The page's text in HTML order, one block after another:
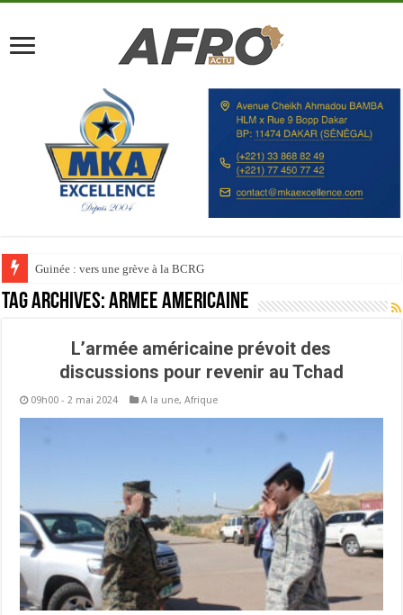
Guinée : vers une grève à la BCRG
Tag Archives:armée americaine
L’armée américaine prévoit des
discussions pour revenir au Tchad
09h00 - 2 mai 2024 A la une,Afrique